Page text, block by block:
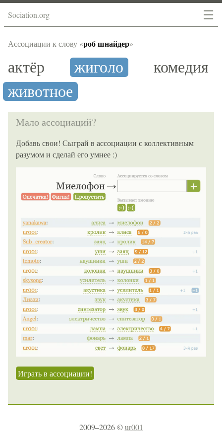
☰
Sociation.org
Ассоциации к слову «роб шнайдер»
актёр жиголо
комедия
животное
Мало ассоциаций?
Добавь свои! Сыграй в ассоциации с коллективным
разумом и сделай его умнее :)
Играть в ассоциации!
2009–2026 ©ur001